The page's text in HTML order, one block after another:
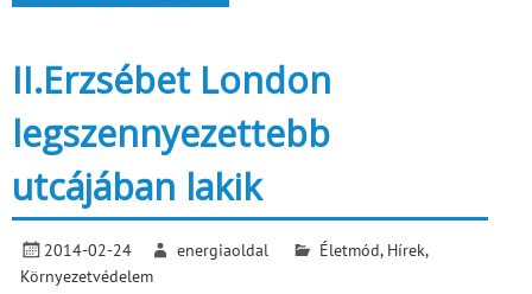
II.Erzsébet London
legszennyezettebb
utcájában lakik
2014-02-24 energiaoldal Életmód, Hírek,
Környezetvédelem